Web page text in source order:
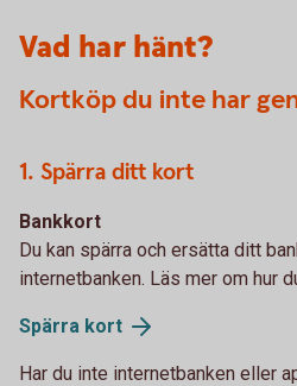
Vad har hänt?
Kortköp du inte har
1. Spärra ditt kort
Bankkort
Du kan spärra och ersätta ditt
internetbanken. Läs mer om hur
Spärra kort
Har du inte internetbanken eller